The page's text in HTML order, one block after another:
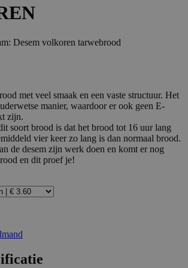
Desem volkoren tarwebrood
met veel smaak en een vaste structuur. Het
manier, waardoor er ook geen E-
zijn.
soort brood is dat het brood tot 16 uur lang
vier keer zo lang is dan normaal brood.
de desem zijn werk doen en komt er nog
en dit proef je!